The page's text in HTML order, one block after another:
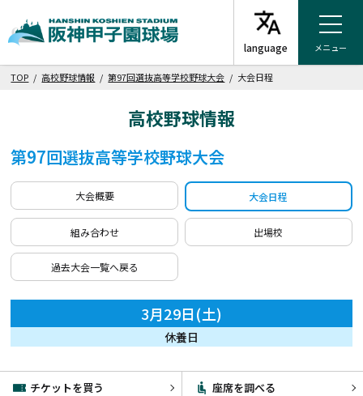
メニュー
TOP /高校野球情報 /第97回選抜高等学校野球大会 / 大会日程
高校野球情報
第97回選抜高等学校野球大会
大会概要 大会日程
組み合わせ 出場校
過去大会一覧へ戻る
3月29日(土)
休養日
チケットを買う 座席を調べる